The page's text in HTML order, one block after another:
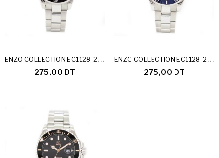
E
NZO COLLECTION EC1128-25-A
275,00 DT
E
NZO COLLECTION EC1128-25-B
275,00 DT